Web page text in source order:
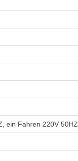
ein Fahren 220V 50HZ